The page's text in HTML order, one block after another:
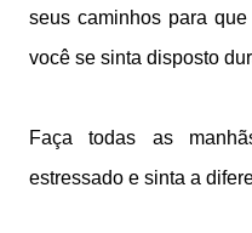
seus caminhos para
você se sinta disposto
Faça todas as
estressado e sinta a